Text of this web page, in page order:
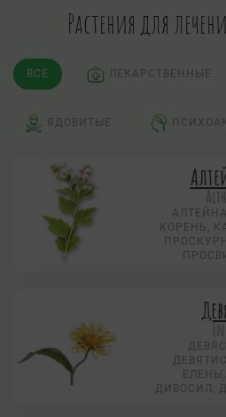
Растения для
ВСЕ ЛЕКАРСТВЕННЫЕ
ЯДОВИТЫЕ
КОРЕНЬ,
ДИВОСИЛ,